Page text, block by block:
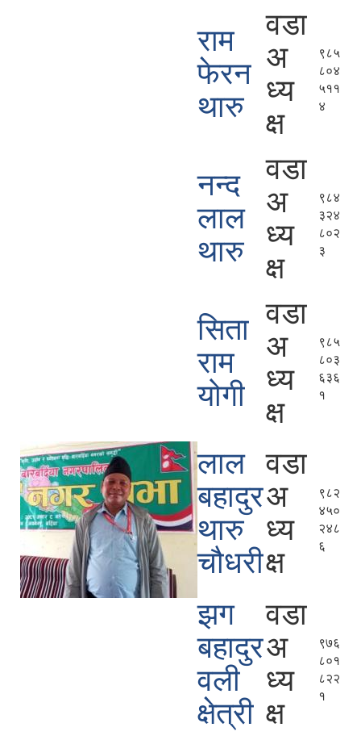
राम
फेरन
थारु
वडा
अ
ध्य
क्ष
९८५
८०४
५११
४
नन्द
लाल
थारु
वडा
अ
ध्य
क्ष
९८४
३२४
८०२
३
सिता
राम
योगी
वडा
अ
ध्य
क्ष
९८५
८०३
६३६
१
लाल
बहादुर
थारु
चौधरी
वडा
अ
ध्य
क्ष
९८२
४५०
२४८
६
झग
बहादुर
वली
क्षेत्री
वडा
अ
ध्य
क्ष
९७६
८०१
८२२
१